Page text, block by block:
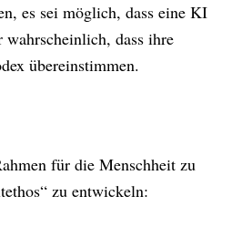
es sei möglich, dass eine KI
dass ihre
übereinstimmen.
für die Menschheit zu
zu entwickeln: